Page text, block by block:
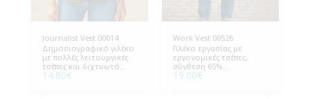
Journalist Vest 00014
Δημοσιογραφικό γιλέκο
με πολλές λειτουργικές
τσέπες και διχτυωτό
φοδράρισμα. 65%
14.80€
Work Vest 00526
Γιλέκο εργασίας με
εργονομικές τσέπες,
σύνθεση 65%
πολυεστέρας – 35%
19.00€